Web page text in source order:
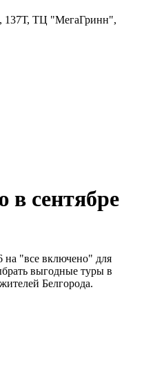
137Т, ТЦ "МегаГринн",
сентябре
на "все включено" для
выгодные туры в
Белгорода.